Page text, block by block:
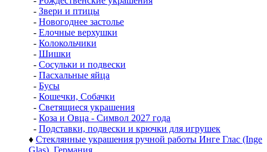
- Звери и птицы
- Новогоднее застолье
- Елочные верхушки
- Колокольчики
- Шишки
- Сосульки и подвески
- Пасхальные яйца
- Бусы
- Кошечки, Собачки
- Светящиеся украшения
- Коза и Овца - Символ 2027 года
- Подставки, подвески и крючки для игрушек
♦ Стеклянные украшения ручной работы Инге Глас (Inge
Glas), Германия